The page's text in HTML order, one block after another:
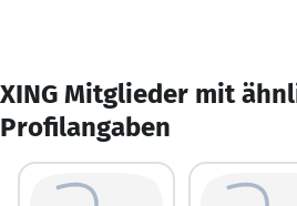
XING Mitglieder mit
Profilangaben